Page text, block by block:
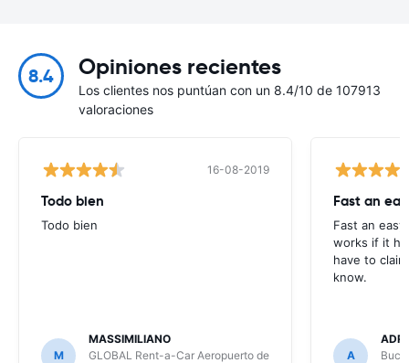
8.4 Opiniones recientes
Los clientes nos puntúan con un 8.4/10 de 107913
valoraciones
16-08-2019
Todo bien
Todo bien
M
MASSIMILIANO
GLOBAL Rent-a-Car Aeropuerto de
Fast an
Fast an
works if it
have to
know.
A